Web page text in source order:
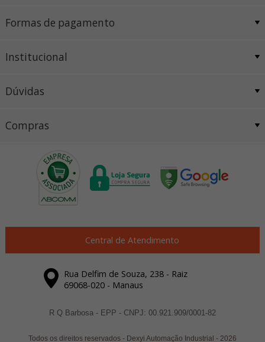
Formas de pagamento
Institucional
Dúvidas
Compras
Central de Atendimento
Rua Delfim de Souza, 238 - Raiz
69068-020 - Manaus
R Q Barbosa - EPP - CNPJ: 00.921.909/0001-82
Todos os direitos reservados -Dexyi Automação Industrial -2026